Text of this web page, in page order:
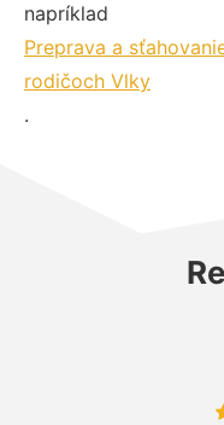
napríklad
Preprava a
rodičoch Vlky
.